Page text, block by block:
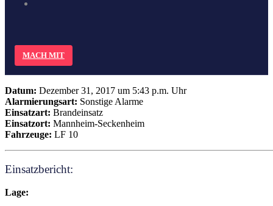
MACH MIT
Datum: Dezember 31, 2017 um 5:43 p.m. Uhr
Alarmierungsart: Sonstige Alarme
Einsatzart: Brandeinsatz
Einsatzort: Mannheim-Seckenheim
Fahrzeuge: LF 10
Einsatzbericht:
Lage: